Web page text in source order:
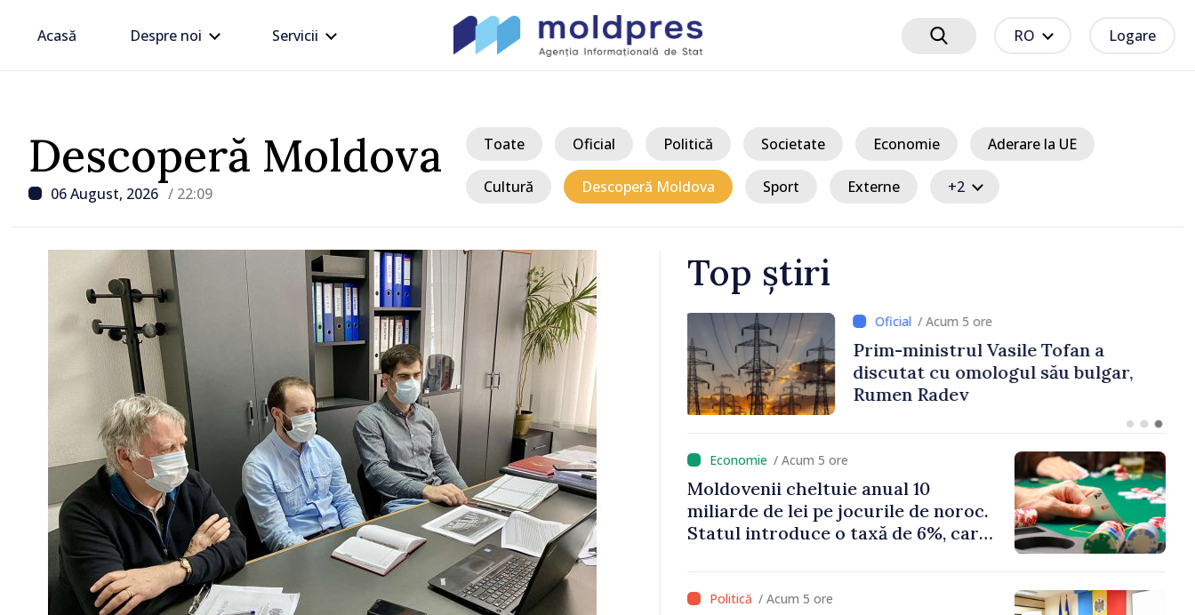
Acasă Despre noi Servicii RO Logare
Descoperă Moldova
06 August, 2026 / 22:09
Toate Oficial Politică Societate Economie Aderare la UE
Cultură Descoperă Moldova Sport Externe +2
Top știri
/ Acum 3 ore
Energocom: Deficit de energie
electrică în orele de vârf;
consumatorii sunt îndemnați să
economisească
/ Acum 5 ore
Prim-ministrul Vasile Tofan a
discutat cu omologul său bulgar,
Rumen Radev
/ Acum 5 ore
Moldovenii cheltuie anual 10
miliarde de lei pe jocurile de noroc.
Statul introduce o taxă de 6%, care
/ Acum 5 ore